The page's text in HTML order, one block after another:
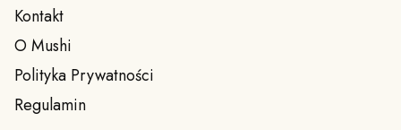
Kontakt
O Mushi
Polityka Prywatności
Regulamin